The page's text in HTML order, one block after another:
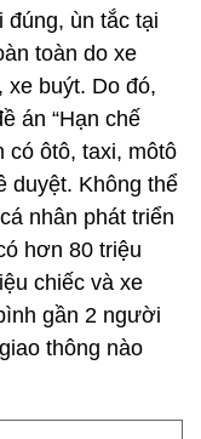
đúng, ùn tắc tại
toàn do xe
xe buýt. Do đó,
án “Hạn chế
có ôtô, taxi, môtô
duyệt. Không thể
nhân phát triển
hơn 80 triệu
chiếc và xe
gần 2 người
thông nào